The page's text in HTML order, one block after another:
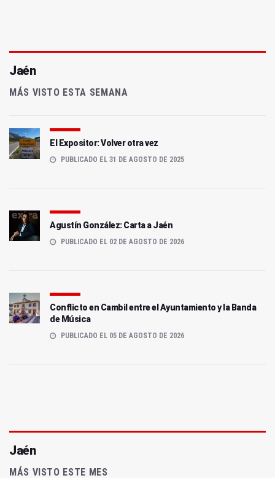
Jaén
MÁS VISTO ESTA SEMANA
El Expositor: Volver otra vez
PUBLICADO EL 31 DE AGOSTO DE 2025
Agustín González: Carta a Jaén
PUBLICADO EL 02 DE AGOSTO DE 2026
Conflicto en Cambil entre el Ayuntamiento y la Banda
de Música
PUBLICADO EL 05 DE AGOSTO DE 2026
Jaén
MÁS VISTO ESTE MES